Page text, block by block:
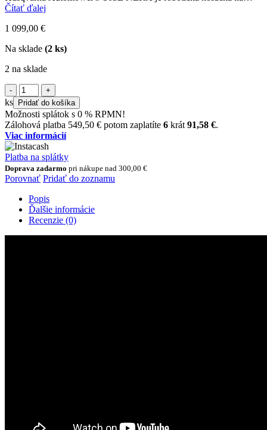
kosenie trávnikou s plochou do 600 m². Funkcia EdgeCut
Čítať ďalej
1 099,00 €
Na sklade (2 ks)
2 na sklade
množstvo
HUSQVARNA
AUTOMOWER®
310
Mark
II
ks Pridať do košíka
Možnosti splátok s 0 % RPMN!
Zálohová platba 549,50 € potom zaplatíte 6 krát 91,58 €.
Viac informácií
Platba na splátky
Doprava zadarmo pri nákupe nad 300,00 €
Porovnať Pridať do zoznamu
Popis
Ďalšie informácie
Recenzie (0)